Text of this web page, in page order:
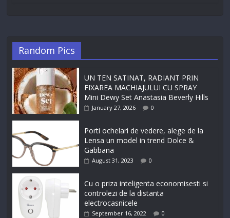
Random Pics
UN TEN SATINAT, RADIANT PRIN
FIXAREA MACHIAJULUI CU SPRAY
Mini Dewy Set Anastasia Beverly Hills
January 27, 2026 0
Porti ochelari de vedere, alege de la
Lensa un model in trend Dolce &
Gabbana
August 31, 2023 0
Cu o priza inteligenta economisesti si
controlezi de la distanta
electrocasnicele
September 16, 2022 0